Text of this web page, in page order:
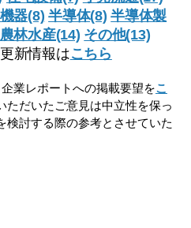
器(8) 半導体(8) 半導体製
農林水産(14) その他(13)
新情報はこちら
業レポートへの掲載要望をこ
ただいたご意見は中立性を保っ
検討する際の参考とさせていた